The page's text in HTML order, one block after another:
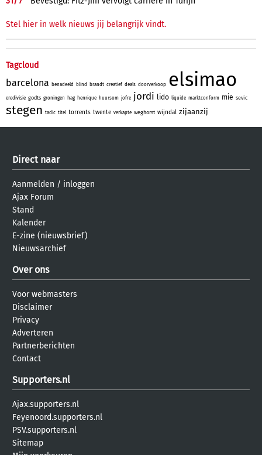
Stel hier in welk nieuws jij belangrijk vindt.
Tagcloud
barcelona benadeeld blind brandt creatief deals doorverkoop elsimao
eredivisie godts groningen hag henrique huursom jofre jordi lido liquide marktconform mie sevic
stegen tadic titel torrents twente verkapte weghorst wijndal zijaanzij
Direct naar
Aanmelden / inloggen
Ajax Forum
Stand
Kalender
E-zine (nieuwsbrief)
Nieuwsarchief
Over ons
Voor webmasters
Disclaimer
Privacy
Adverteren
Partnerberichten
Contact
Supporters.nl
Ajax.supporters.nl
Feyenoord.supporters.nl
PSV.supporters.nl
Sitemap